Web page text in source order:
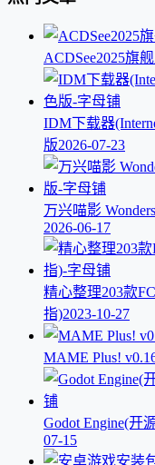
ACDSee2025旗
IDM下载器
版2026-07-23
万兴喵影
2026-06-17
精心整理203款
指)2023-10-27
MAME Plus!
Godot Engine(开
07-15